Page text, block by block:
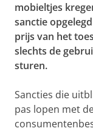
mobieltjes
sanctie
prijs van het
slechts de
sturen.
Sancties die
pas lopen met